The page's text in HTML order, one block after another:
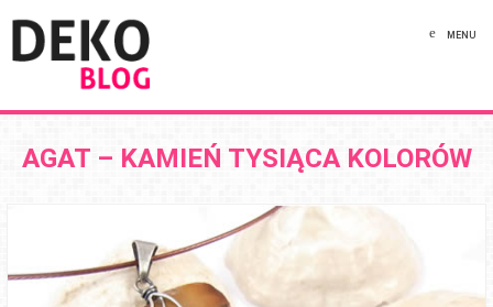
MENU
AGAT – KAMIEŃ TYSIĄCA KOLORÓW